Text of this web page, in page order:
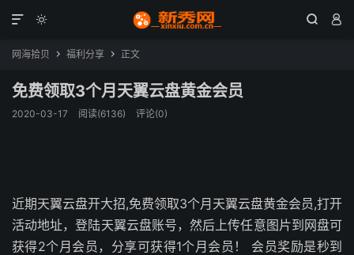

 

网海拾贝  福利分享  正文
免费领取3个月天翼云盘黄金会员
2020-03-17 阅读(6136) 评论(0)
近期天翼云盘开大招,免费领取3个月天翼云盘黄金会员,打开
活动地址，登陆天翼云盘账号，然后上传任意图片到网盘可
获得2个月会员，分享可获得1个月会员！ 会员奖励是秒到